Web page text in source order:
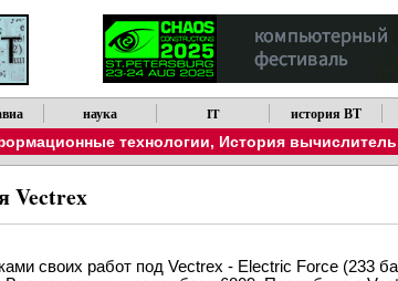
можно получать по RSS.
наука IT история ВТ
технологии,История
Vectrex